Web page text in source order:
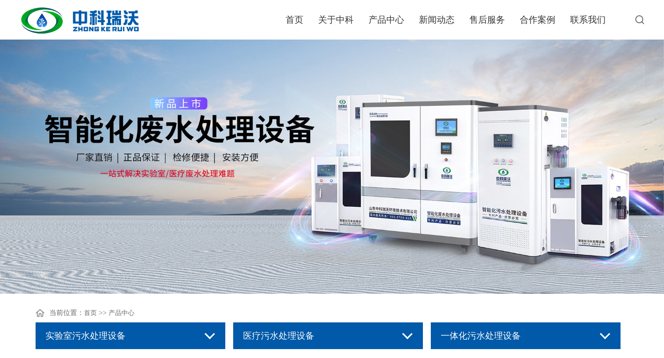
首页 关于中科 产品中心
实验室污水处理设备
化程度高、无需专人值守、处理效果好、达标排放、
操作管理方便、外形美观、占地面积小等优点。
了解更多
作管理方便、外形美观、占地面积小等优点。
了解更多
强一级处理、二级处理和简单生化处理。
新闻动态 售后服务 合作案例 联系我们
当前位置： 首页 >> 产品中心
实验室污水处理设备 医疗污水处理设备 一体化污水处理设备